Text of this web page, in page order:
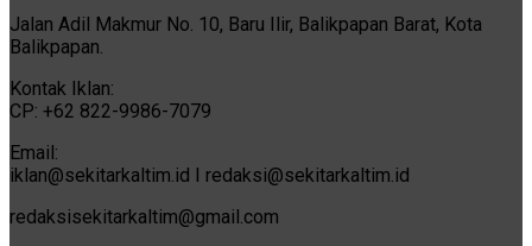
Jalan Adil Makmur No. 10, Baru Ilir, Balikpapan Barat, Kota
Balikpapan.
Kontak Iklan:
CP: +62 822-9986-7079
Email:
iklan@sekitarkaltim.id I redaksi@sekitarkaltim.id
redaksisekitarkaltim@gmail.com